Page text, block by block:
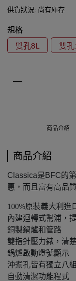
供貨狀況: 尚有庫存
規格
雙孔8L
雙
商品介紹
商品介紹
Classica是BFC的
惠，而且富有高品
100%原裝義大利進
內建迴轉式幫浦，
銅製鍋爐和管路
雙指針壓力錶，清
鍋爐啟動燈號顯示
沖煮孔皆有獨立八
自動清潔功能程式